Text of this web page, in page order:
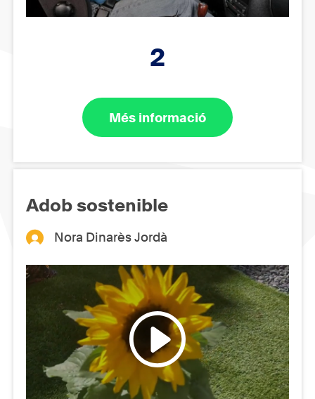
2
Més informació
Adob sostenible
Nora Dinarès Jordà